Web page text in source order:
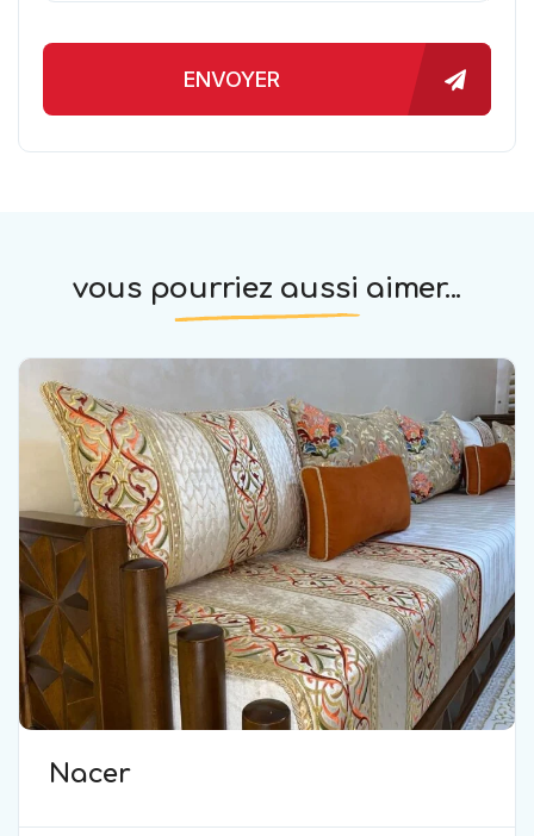
ENVOYER
vous pourriez aussi aimer...
Nacer